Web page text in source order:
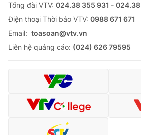
Tổng đài VTV: 024.38 355 931 -
Ðiện thoại Thời báo VTV: 0988 671 671
Email: toasoan@vtv.vn
Liên hệ quảng cáo: (024) 626 79595